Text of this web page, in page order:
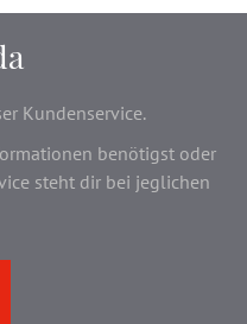
Kundenservice.
benötigst oder
steht dir bei jeglichen